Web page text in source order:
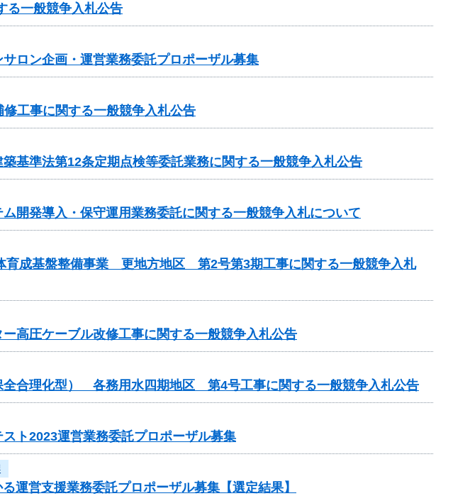
る一般競争入札公告
ロン企画・運営業務委託プロポーザル募集
工事に関する一般競争入札公告
基準法第12条定期点検等委託業務に関する一般競争入札公告
開発導入・保守運用業務委託に関する一般競争入札について
育成基盤整備事業 更地方地区 第2号第3期工事に関する一般競争入札
高圧ケーブル改修工事に関する一般競争入札公告
全合理化型） 各務用水四期地区 第4号工事に関する一般競争入札公告
ト2023運営業務委託プロポーザル募集
運営支援業務委託プロポーザル募集【選定結果】